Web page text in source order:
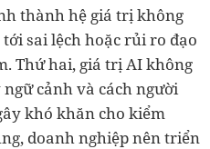
thành hệ giá trị không
sai lệch hoặc rủi ro đạo
Thứ hai, giá trị AI không
cảnh và cách người
khó khăn cho kiểm
doanh nghiệp nên triển